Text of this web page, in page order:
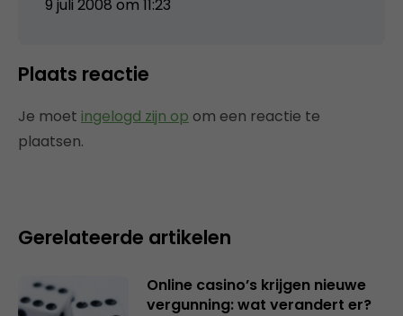
9 juli 2008 om 11:23
Plaats reactie
Je moet ingelogd zijn op om een reactie te
plaatsen.
Gerelateerde artikelen
Online casino’s krijgen nieuwe
vergunning: wat verandert er?